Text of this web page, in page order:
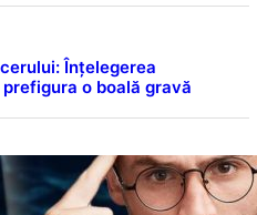
Înțelegerea
o boală gravă
de note: Semnele unui IQ
de școală